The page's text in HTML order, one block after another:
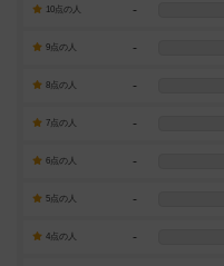
10点の人 -
9点の人 -
8点の人 -
7点の人 -
6点の人 -
5点の人 -
4点の人 -